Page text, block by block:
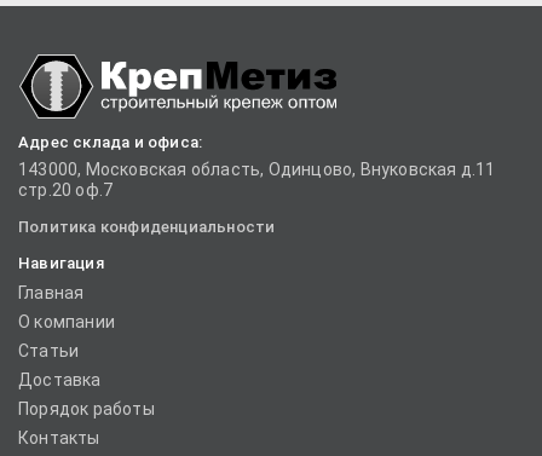
Адрес склада и офиса:
143000, Московская область, Одинцово, Внуковская д.11
стр.20 оф.7
Политика конфиденциальности
Навигация
Главная
О компании
Статьи
Доставка
Порядок работы
Контакты